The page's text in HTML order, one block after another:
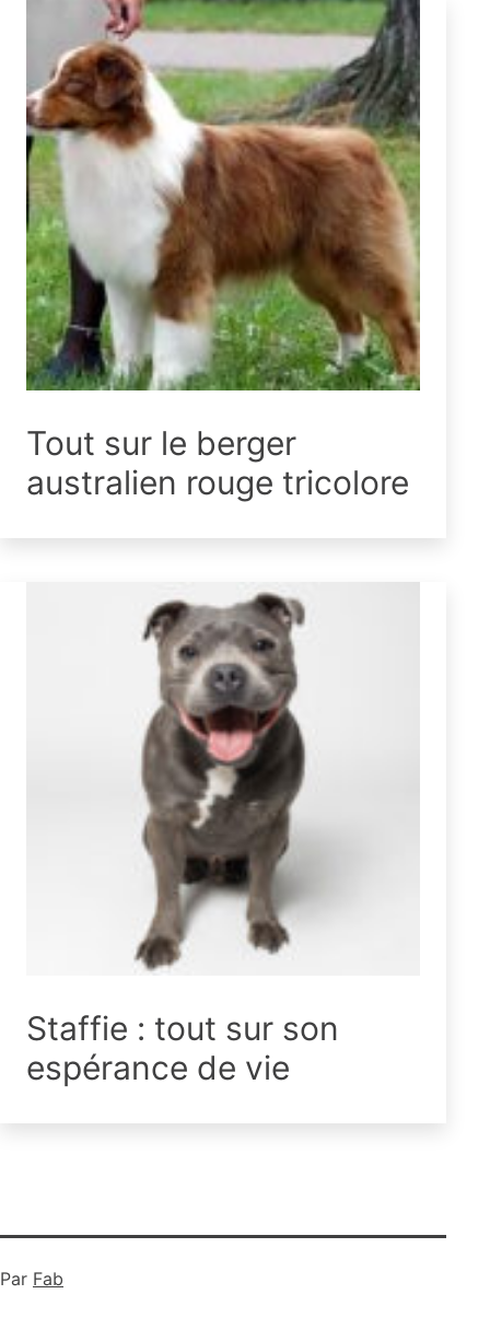
Tout sur le berger
australien rouge tricolore
Staffie : tout sur son
espérance de vie
Par Fab